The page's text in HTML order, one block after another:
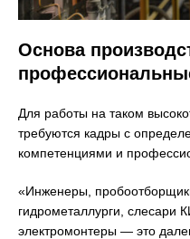
Основа
Для работы на таком
требуются кадры с
компетенциями и
«Инженеры,
гидрометаллурги, слесари
электромонтеры — это